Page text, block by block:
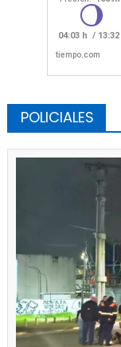
POLICIALES